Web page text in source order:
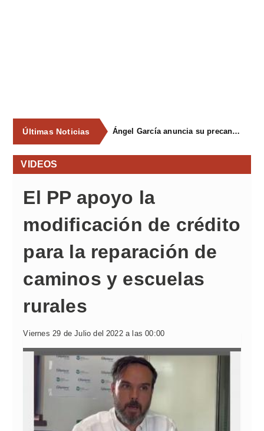
Últimas Noticias Ángel García anuncia su precandidatura para optar a la reelección como alcalde de Siero en 2027
VIDEOS
El PP apoyo la
modificación de crédito
para la reparación de
caminos y escuelas
rurales
Viernes 29 de Julio del 2022 a las 00:00